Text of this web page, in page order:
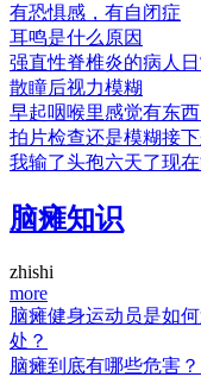
有恐惧感，有自闭症
耳鸣是什么原因
强直性脊椎炎的病人
散瞳后视力模糊
早起咽喉里感觉有东
拍片检查还是模糊接
我输了头孢六天了现
脑瘫知识
zhishi
more
脑瘫健身运动员是如
处？
脑瘫到底有哪些危害